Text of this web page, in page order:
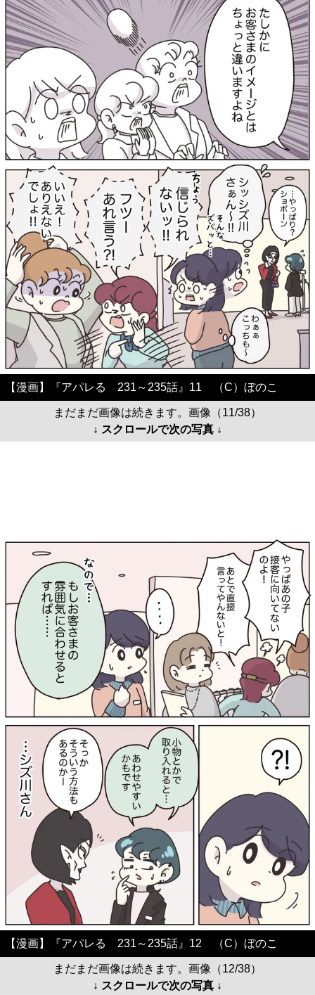
【漫画】『アパレる 231～235話』11 （C）ぼのこ
まだまだ画像は続きます。画像（11/38）
↓ スクロールで次の写真 ↓
【漫画】『アパレる 231～235話』12 （C）ぼのこ
まだまだ画像は続きます。画像（12/38）
↓ スクロールで次の写真 ↓